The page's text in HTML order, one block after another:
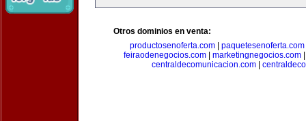
Otros dominios en venta:
productosenoferta.com| paquetesenoferta.com
feiraodenegocios.com
marketingnegocios.com
centraldecomunicacion.com